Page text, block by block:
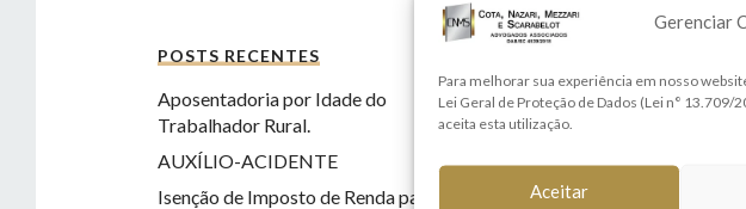
Gerenciar
Para melhorar sua experiência em nosso
Lei Geral de Proteção de Dados (Lei n°
aceita esta utilização.
Aceitar
POSTS RECENTES
Aposentadoria por Idade do
Trabalhador Rural.
AUXÍLIO-ACIDENTE
Isenção de Imposto de Renda para